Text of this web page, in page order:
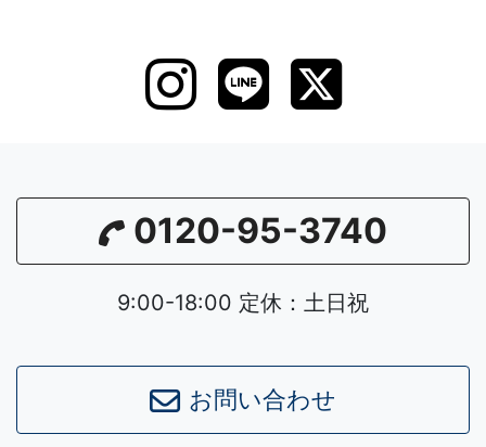
0120-95-3740
9:00-18:00 定休：土日祝
お問い合わせ